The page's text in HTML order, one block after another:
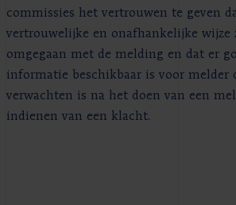
commissies het vertrouwen te geven
vertrouwelijke en onafhankelijke wijze
omgegaan met de melding en dat er
informatie beschikbaar is voor melder
verwachten is na het doen van een
indienen van een klacht.